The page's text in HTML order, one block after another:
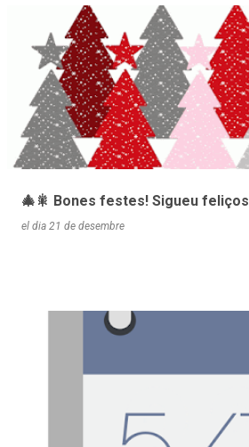
🎄🎇 Bones festes! Sigueu feliços
el dia 21 de desembre